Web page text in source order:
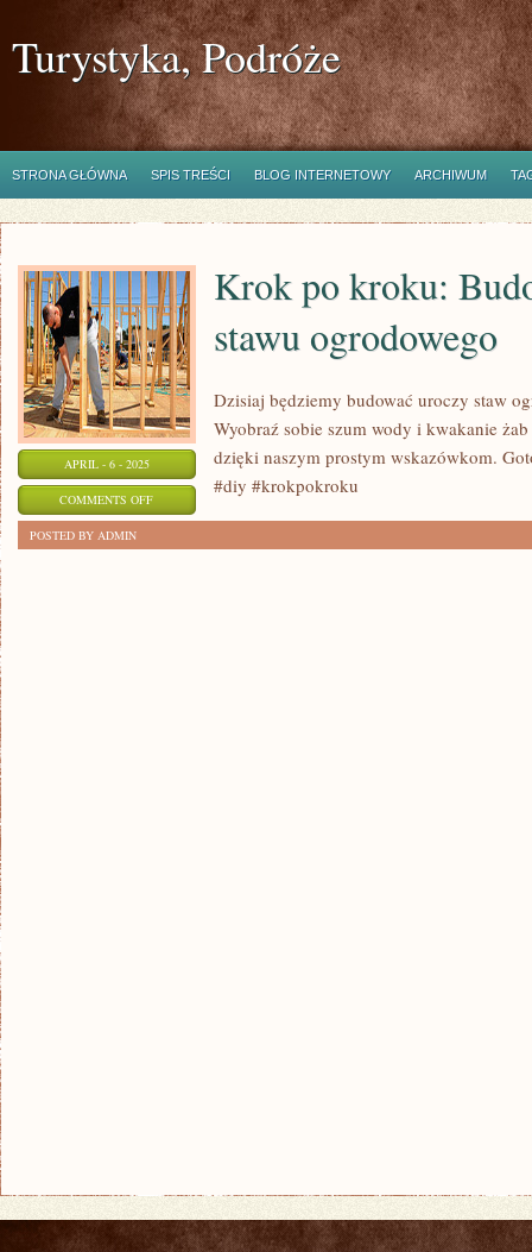
Turystyka, Podróże
STRONA GŁÓWNA SPIS TREŚCI BLOG INTERNETOWY ARCHIWUM
APRIL - 6 - 2025
COMMENTS OFFON
Krok po kroku:
stawu ogrodowego
Dzisiaj będziemy budować uroczy staw
Wyobraź sobie szum wody i kwakanie
dzięki naszym prostym wskazówkom.
#diy #krokpokroku
POSTED BY ADMIN